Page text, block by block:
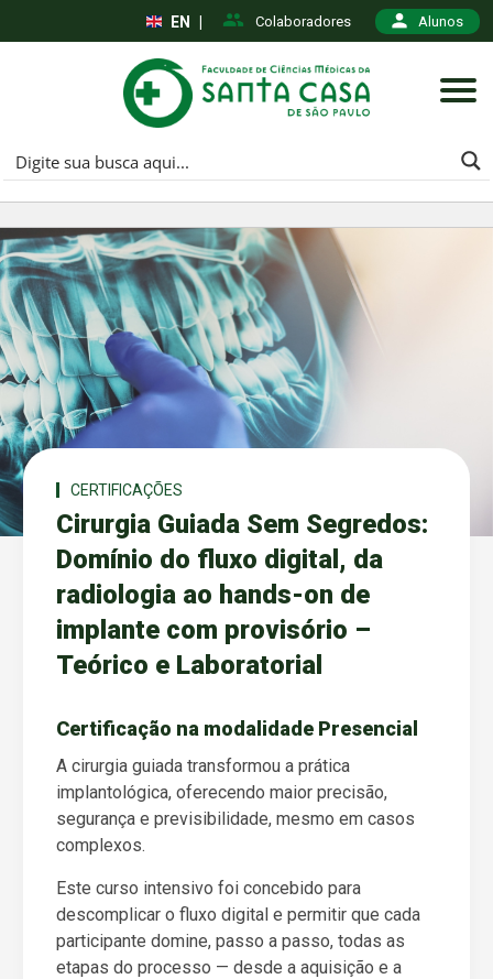
Colaboradores Alunos
EN
CERTIFICAÇÕES
Cirurgia Guiada Sem Segredos:
Domínio do fluxo digital, da
radiologia ao hands-on de
implante com provisório –
Teórico e Laboratorial
Certificação na modalidade Presencial
A cirurgia guiada transformou a prática
implantológica, oferecendo maior precisão,
segurança e previsibilidade, mesmo em casos
complexos.
Este curso intensivo foi concebido para
descomplicar o fluxo digital e permitir que cada
participante domine, passo a passo, todas as
etapas do processo — desde a aquisição e a